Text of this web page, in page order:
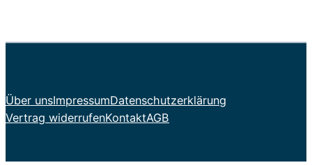
Über unsImpressumDatenschutzerklärung
Vertrag widerrufenKontaktAGB